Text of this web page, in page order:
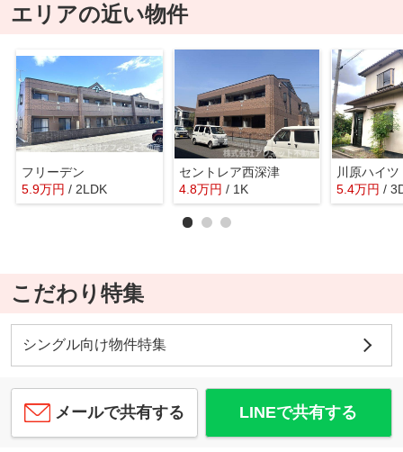
エリアの近い物件
フリーデン
5.9万円 / 2LDK
セントレア西深津
4.8万円 / 1K
川原ハイツ
5.4万円 /
こだわり特集
シングル向け物件特集
メールで共有する LINEで共有する